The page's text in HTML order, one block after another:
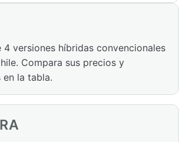
4 versiones híbridas convencionales
Compara sus precios y
la tabla.